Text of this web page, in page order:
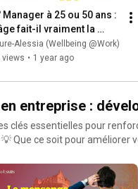
Manager à 25 ou 50 ans :
fait-il vraiment la
? 🤔
Alessia (Wellbeing @Work)
views • 1 year ago
entreprise :
clés essentielles pour
et
la meilleure version de